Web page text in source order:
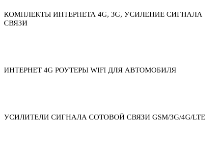
КОМПЛЕКТЫ ИНТЕРНЕТА 4G, 3G, УСИЛЕНИЕ СИГНАЛА
СВЯЗИ
ИНТЕРНЕТ 4G РОУТЕРЫ WIFI ДЛЯ АВТОМОБИЛЯ
УСИЛИТЕЛИ СИГНАЛА СОТОВОЙ СВЯЗИ GSM/3G/4G/LTE